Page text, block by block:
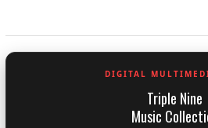
DIGITAL
Triple Nine
Music